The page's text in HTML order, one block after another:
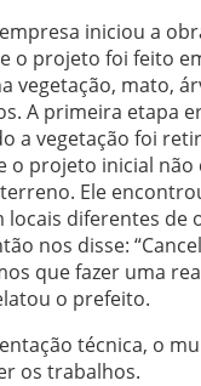
iniciou a
o projeto foi feito
vegetação, mato,
A primeira etapa
a vegetação foi
o projeto inicial não
Ele
locais diferentes de
nos disse:
que fazer uma
o prefeito.
técnica, o
os trabalhos.